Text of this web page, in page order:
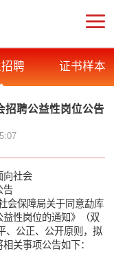
聘 证书样本
招聘公益性岗位公告
向社会
告
会保障局关于同意勐库
性岗位的通知》（双
、公正、公开原则，拟
关事项公告如下：